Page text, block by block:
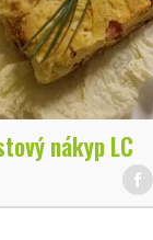
nákyp LC